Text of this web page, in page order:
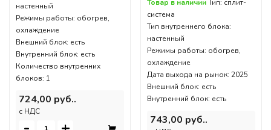
настенный
Режимы работы: обогрев,
охлаждение
Внешний блок: есть
Внутренний блок: есть
Количество внутренних
блоков: 1
724,00 руб..
c НДС
Товар в наличииТип: сплит-
система
Тип внутреннего блока:
настенный
Режимы работы: обогрев,
охлаждение
Дата выхода на рынок: 2025
Внешний блок: есть
Внутренний блок: есть
743,00 руб..